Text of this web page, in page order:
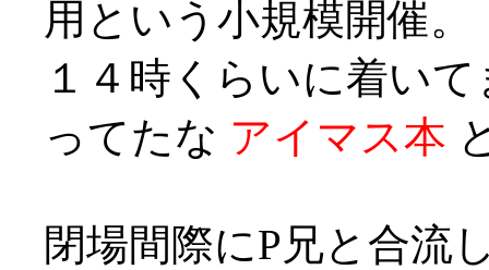
用という小規模開催。
１４時くらいに着い
ってたな アイマス本
閉場間際にP兄と合流